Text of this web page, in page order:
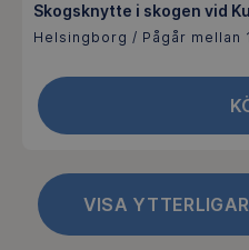
Skogsknytte i skogen vid
Helsingborg / Pågår mellan
VISA